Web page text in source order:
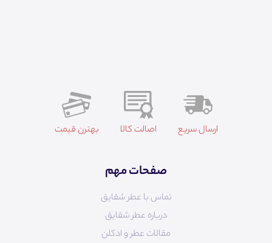
ارسال سریع اصالت کالا بهترن قیمت
صفحات مهم
تماس با عطر شقایق
درباره عطر شقایق
مقالات عطر و ادکلن